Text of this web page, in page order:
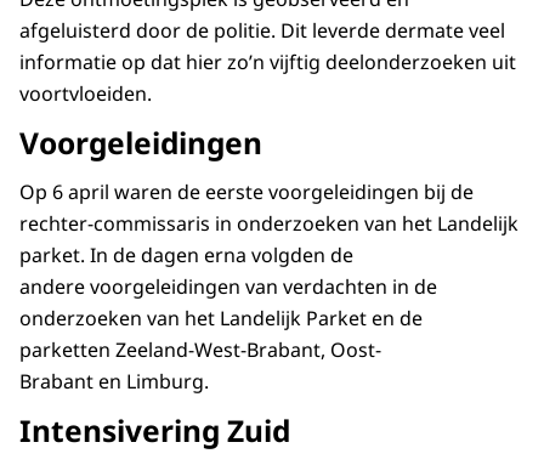
afgeluisterd door de politie. Dit leverde dermate veel
informatie op dat hier zo’n vijftig deelonderzoeken uit
voortvloeiden.
Voorgeleidingen
Op 6 april waren de eerste voorgeleidingen bij de
rechter-commissaris in onderzoeken van het Landelijk
parket. In de dagen erna volgden de
andere voorgeleidingen van verdachten in de
onderzoeken van het Landelijk Parket en de
parketten Zeeland-West-Brabant, Oost-
Brabant en Limburg.
Intensivering Zuid